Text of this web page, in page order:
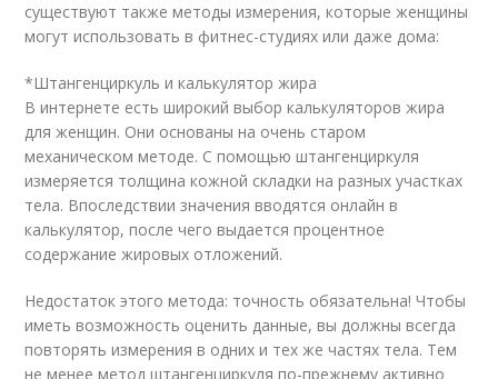
существуют также методы измерения, которые женщины
могут использовать в фитнес-студиях или даже дома:
*Штангенциркуль и калькулятор жира
В интернете есть широкий выбор калькуляторов жира
для женщин. Они основаны на очень старом
механическом методе. С помощью штангенциркуля
измеряется толщина кожной складки на разных участках
тела. Впоследствии значения вводятся онлайн в
калькулятор, после чего выдается процентное
содержание жировых отложений.
Недостаток этого метода: точность обязательна! Чтобы
иметь возможность оценить данные, вы должны всегда
повторять измерения в одних и тех же частях тела. Тем
не менее метод штангенциркуля по-прежнему активно